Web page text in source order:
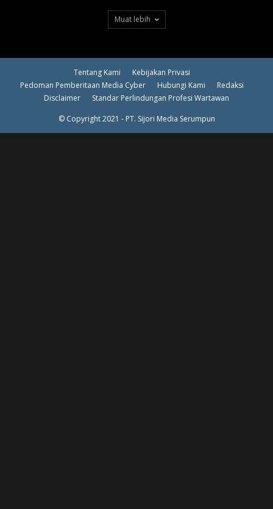
Muat lebih
Tentang Kami
Kebijakan Privasi
Pedoman Pemberitaan Media Cyber
Hubungi Kami
Redaksi
Disclaimer
Standar Perlindungan Profesi Wartawan
© Copyright 2021 - PT. Sijori Media Serumpun